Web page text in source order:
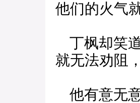
他们的火气
丁枫却笑
就无法劝阻
他有意无